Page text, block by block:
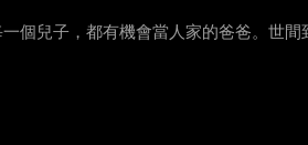
個兒子，都有機會當人家的爸爸。世